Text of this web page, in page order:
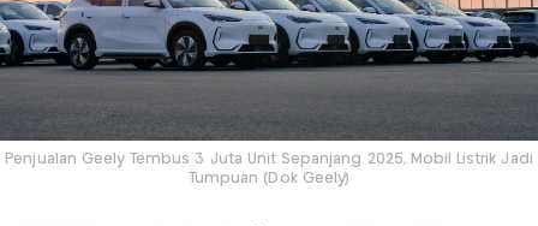
Penjualan Geely Tembus 3 Juta Unit Sepanjang 2025, Mobil Listrik Jadi
Tumpuan (Dok Geely)